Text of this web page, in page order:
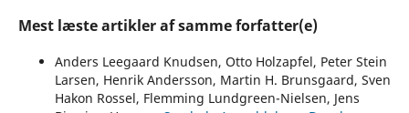
Mest læste artikler af samme forfatter(e)
Anders Leegaard Knudsen, Otto Holzapfel, Peter Stein
Larsen, Henrik Andersson, Martin H. Brunsgaard, Sven
Hakon Rossel, Flemming Lundgreen-Nielsen, Jens